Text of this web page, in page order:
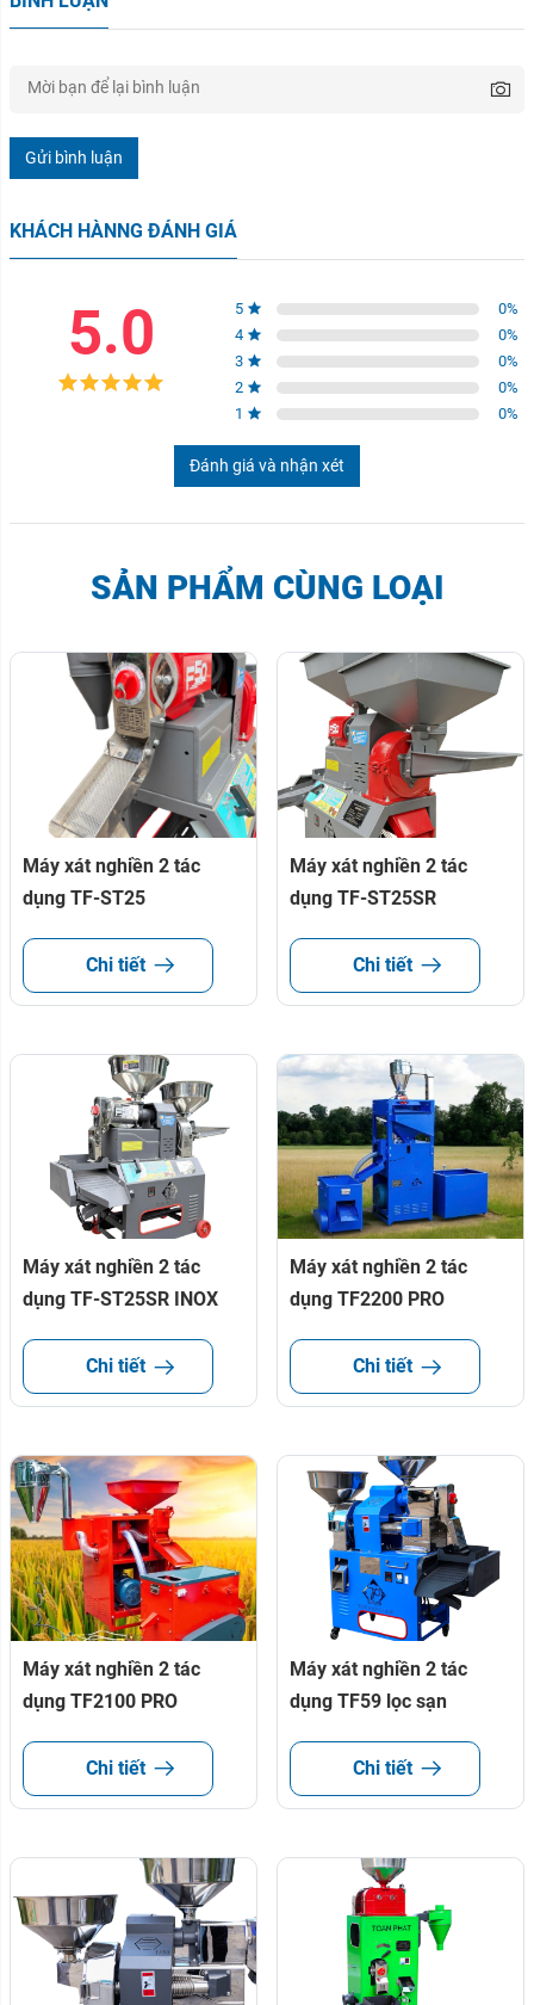
Gửi bình luận
KHÁCH HÀNNG ĐÁNH GIÁ
5.0 5 0%
4
0%
3
0%
2
0%
1
0%
Đánh giá và nhận xét
SẢN PHẨM CÙNG LOẠI
Máy xát nghiền 2 tác
dụng TF-ST25
Chi tiết
Máy xát nghiền 2 tác
dụng TF-ST25SR
Chi tiết
Máy xát nghiền 2 tác
dụng TF-ST25SR INOX
Chi tiết
Máy xát nghiền 2 tác
dụng TF2200 PRO
Chi tiết
Máy xát nghiền 2 tác
dụng TF2100 PRO
Chi tiết
Máy xát nghiền 2 tác
dụng TF59 lọc sạn
Chi tiết